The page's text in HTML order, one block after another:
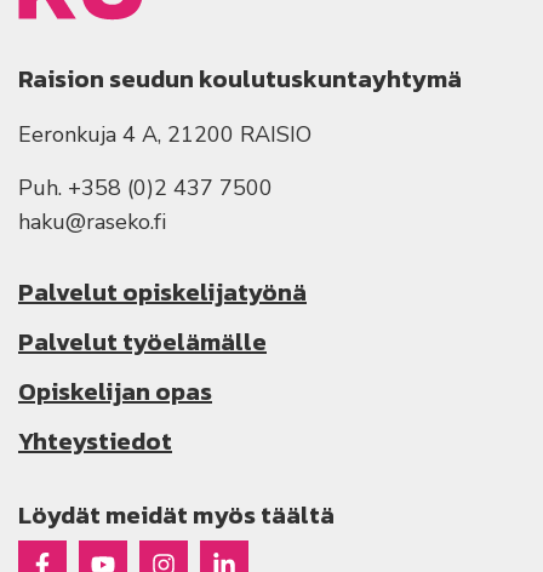
Raision seudun koulutuskuntayhtymä
Eeronkuja 4 A, 21200 RAISIO
Puh. +358 (0)2 437 7500
haku@raseko.fi
Palvelut opiskelijatyönä
Palvelut työelämälle
Opiskelijan opas
Yhteystiedot
Löydät meidät myös täältä
Raseko Facebookissa
Raseko Youtubessa
Raseko Instagramissa
Raseko Linkedinissä